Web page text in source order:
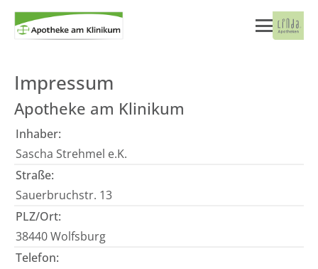
Impressum
Apotheke am Klinikum
Inhaber:
Sascha Strehmel e.K.
Straße:
Sauerbruchstr. 13
PLZ/Ort:
38440 Wolfsburg
Telefon: